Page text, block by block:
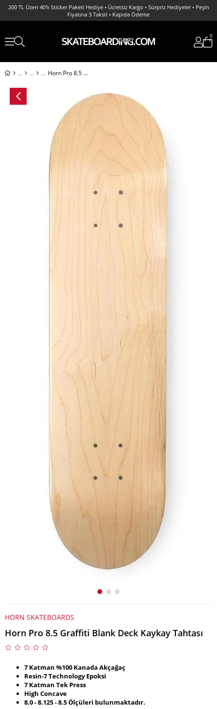
200 TL Üzeri 40'lı Sticker Paketi Hediye • Ücretsiz Kargo • Sürpriz Hediyeler • Peşin
Fiyatına 3 Taksit • Kapıda Ödeme
0
Horn Pro 8.5 Graffiti Blank Deck Kaykay Tahtası
HORN SKATEBOARDS
Horn Pro 8.5 Graffiti Blank Deck Kaykay Tahtası
7 Katman %100 Kanada Akçağaç
Resin-7 Technology Epoksi
7 Katman Tek Press
High Concave
8.0 - 8.125 - 8.5 Ölçüleri bulunmaktadır.